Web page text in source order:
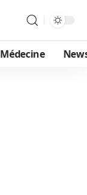
Médecine